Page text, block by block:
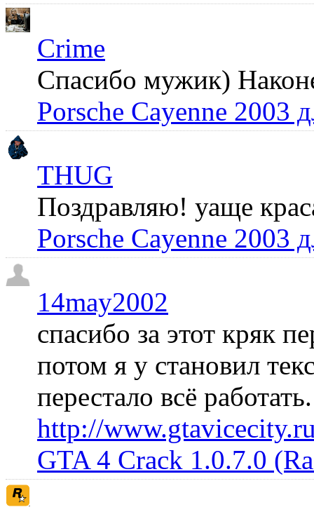
Crime
Спасибо мужик)
Porsche Cayenne 2003
THUG
Поздравляю! уаще
Porsche Cayenne 2003
14may2002
спасибо за этот кряк
потом я у становил
перестало всё
http://
GTA 4 Crack 1.0.7.0